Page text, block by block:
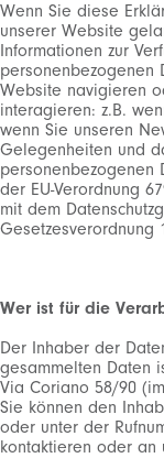
Wenn Sie diese
unserer Website
Informationen zur
personenbezogenen
Website navigieren
interagieren: z.B.
wenn Sie unseren
Gelegenheiten und
personenbezogenen
der EU-Verordnung
mit dem
Gesetzesverordnung
Wer ist für die
Der Inhaber der
gesammelten Daten
Via Coriano 58/90
Sie können den
oder unter der
kontaktieren oder an